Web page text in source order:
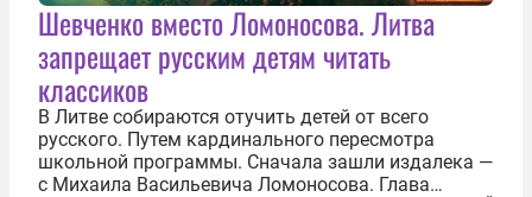
Шевченко вместо Ломоносова. Литва
запрещает русским детям читать
классиков
В Литве собираются отучить детей от всего
русского. Путем кардинального пересмотра
школьной программы. Сначала зашли издалека —
с Михаила Васильевича Ломоносова. Глава